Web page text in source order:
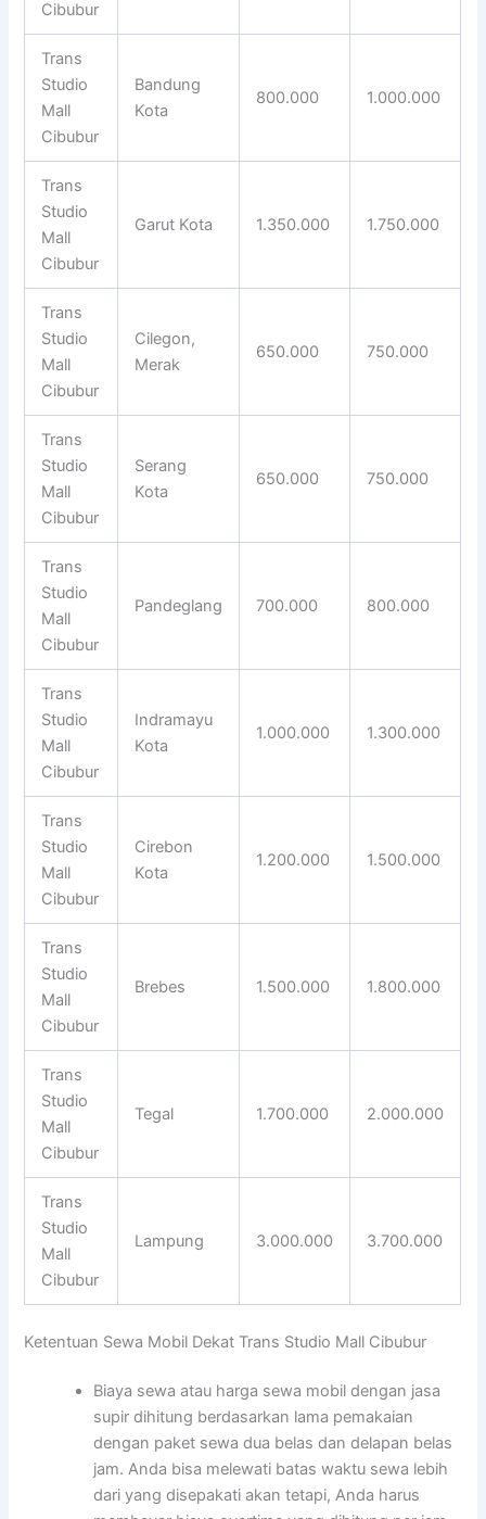
Cibubur
Trans
Studio
Mall
Cibubur
Bandung
Kota
800.000 1.000.000
Trans
Studio
Mall
Cibubur
Garut Kota 1.350.000 1.750.000
Trans
Studio
Mall
Cibubur
Cilegon,
Merak
650.000 750.000
Trans
Studio
Mall
Cibubur
Serang
Kota
650.000 750.000
Trans
Studio
Mall
Cibubur
Pandeglang 700.000 800.000
Trans
Studio
Mall
Cibubur
Indramayu
Kota
1.000.000 1.300.000
Trans
Studio
Mall
Cibubur
Cirebon
Kota
1.200.000 1.500.000
Trans
Studio
Mall
Cibubur
Brebes 1.500.000 1.800.000
Trans
Studio
Mall
Cibubur
Tegal 1.700.000 2.000.000
Trans
Studio
Mall
Cibubur
Lampung 3.000.000 3.700.000
Ketentuan Sewa Mobil Dekat Trans Studio Mall Cibubur
Biaya sewa atau harga sewa mobil dengan jasa
supir dihitung berdasarkan lama pemakaian
dengan paket sewa dua belas dan delapan belas
jam. Anda bisa melewati batas waktu sewa lebih
dari yang disepakati akan tetapi, Anda harus